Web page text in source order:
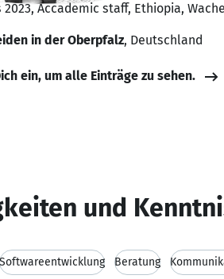
2023, Accademic staff, Ethiopia,
in der Oberpfalz, Deutschland
ein, um alle Einträge zu sehen.
und
Softwareentwicklung Beratung